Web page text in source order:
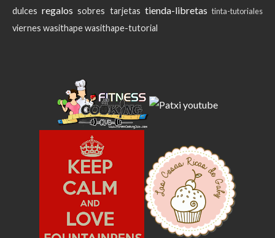
dulces regalos sobres tarjetas tienda-libretas tinta-tutoriales
viernes wasithapewasithape-tutorial